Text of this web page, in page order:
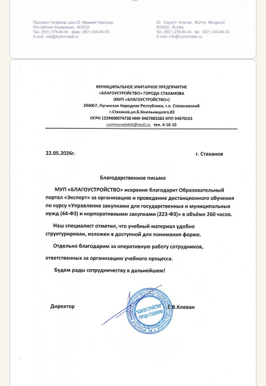
Основы пчеловодства
Производство и переработка
сельскохозяйственной продукции
Все учебные планы разработаны в соответствии с
Профессиональные стандарты, утвержденные
защиты, указывают на то, что повышать
квалификацию агрономам и работникам сельского
сектора необходимо один раз в 5 лет.
Законодательное обеспечение
сельскохозяйственной деятельности:
Конституция Российской Федерации
Федеральный закон от 29 декабря 2006 года
№ 264-ФЗ «О развитии сельского хозяйства»
Федеральный закон от 29 декабря 2012 года